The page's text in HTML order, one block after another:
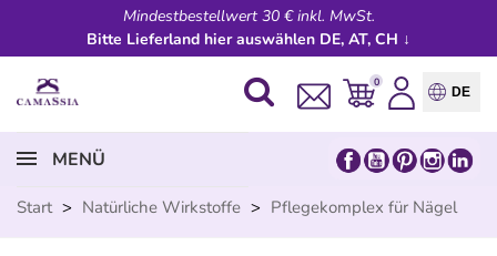
Mindestbestellwert 30 € inkl. MwSt.
Bitte Lieferland hier auswählen DE, AT, CH ↓
0
DE
MENÜ
Start > Natürliche Wirkstoffe > Pflegekomplex für Nägel